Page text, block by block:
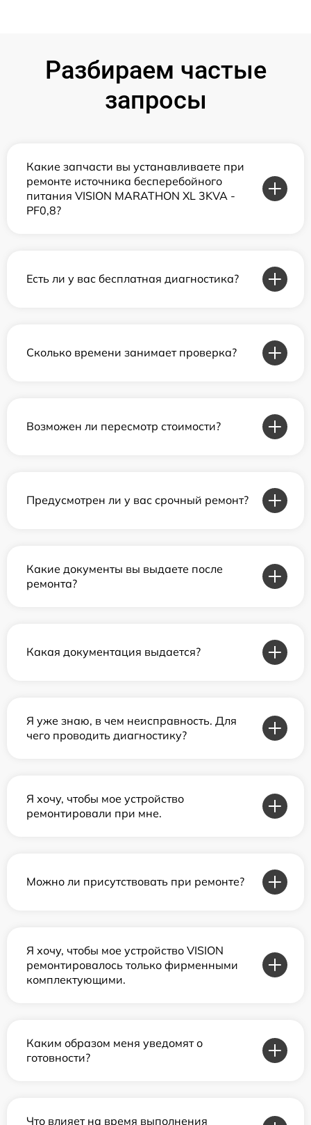
Разбираем частые
запросы
Какие запчасти вы устанавливаете при
ремонте источника бесперебойного
питания VISION MARATHON XL 3KVA -
PF0,8?
Есть ли у вас бесплатная диагностика?
Сколько времени занимает проверка?
Возможен ли пересмотр стоимости?
Предусмотрен ли у вас срочный ремонт?
Какие документы вы выдаете после
ремонта?
Какая документация выдается?
Я уже знаю, в чем неисправность. Для
чего проводить диагностику?
Я хочу, чтобы мое устройство
ремонтировали при мне.
Можно ли присутствовать при ремонте?
Я хочу, чтобы мое устройство VISION
ремонтировалось только фирменными
комплектующими.
Каким образом меня уведомят о
готовности?
Что влияет на время выполнения